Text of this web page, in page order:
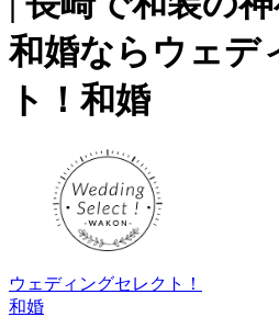
和婚ならウェデ
ト！和婚
ウェディングセレクト！
和婚